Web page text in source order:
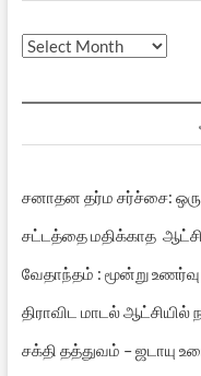
முந்தைய
சனாதன தர்ம சர்ச்சை:
சட்டத்தை மதிக்காத
வேதாந்தம் : மூன்று
திராவிட மாடல்
சக்தி தத்துவம் – ஜடாயு